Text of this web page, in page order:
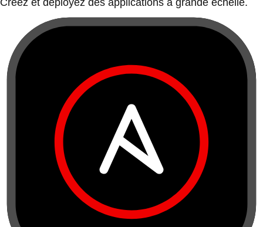
Créez et déployez des applications à grande échelle.